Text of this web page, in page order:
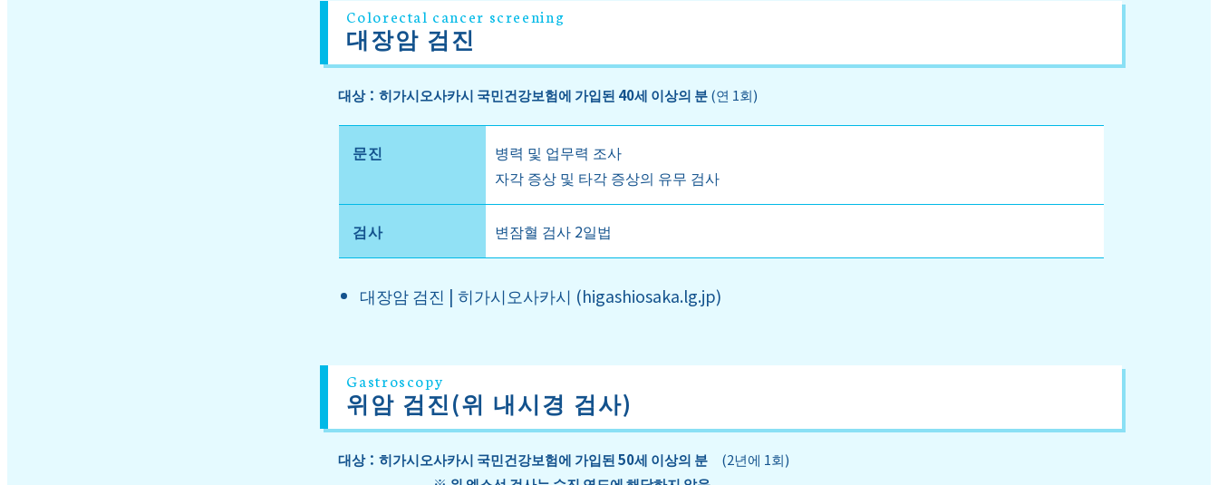
Colorectal cancer screening
대장암 검진
대상：히가시오사카시 국민건강보험에 가입된 40세 이상의 분(연 1회)
문진
병력 및 업무력 조사
자각 증상 및 타각 증상의 유무 검사
검사 변잠혈 검사 2일법
대장암 검진 | 히가시오사카시 (higashiosaka.lg.jp)
Gastroscopy
위암 검진(위 내시경 검사)
대상：히가시오사카시 국민건강보험에 가입된 50세 이상의 분 (2년에 1회)